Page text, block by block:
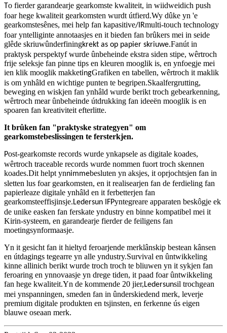
To fierder garandearje gearkomste kwaliteit, in wiidweidich push
foar hege kwaliteit gearkomsten wurdt útfierd.Wy dûke yn 'e
gearkomstesênes, mei help fan kapasitive/IRmulti-touch technology
foar yntelliginte annotaasjes en it bieden fan brûkers mei in seide
glêde skriuwûnderfiningkrekt as op papier skriuwe.Fanút in
praktysk perspektyf wurde ûnbeheinde ekstra siden stipe, wêrtroch
frije seleksje fan pinne tips en kleuren mooglik is, en ynfoegje mei
ien klik mooglik makketingGrafiken en tabellen, wêrtroch it maklik
is om ynhâld en wichtige punten te begripen.Skaalfergrutting,
beweging en wiskjen fan ynhâld wurde berikt troch gebearkenning,
wêrtroch mear ûnbeheinde útdrukking fan ideeën mooglik is en
spoaren fan kreativiteit efterlitte.
It brûken fan "praktyske strategyen" om
gearkomstebeslissingen te fersterkjen.
Post-gearkomste records wurde ynkapsele as digitale koades,
wêrtroch traceable records wurde nommen fuort troch skennen
koades.Dit helpt ynnimmebesluten yn aksjes, it oprjochtsjen fan in
sletten lus foar gearkomsten, en it realisearjen fan de ferdieling fan
papierleaze digitale ynhâld en it ferbetterjen fan
gearkomsteeffisjinsje.Ledersun IFPyntegreare apparaten beskôgje ek
de unike easken fan ferskate yndustry en binne kompatibel mei it
Kirin-systeem, en garandearje fierder de feiligens fan
moetingsynformaasje.
Yn it gesicht fan it hieltyd feroarjende merklânskip bestean kânsen
en útdagings tegearre yn alle yndustry.Survival en ûntwikkeling
kinne allinich berikt wurde troch troch te bliuwen yn it sykjen fan
feroaring en ynnovaasje yn drege tiden, it paad foar ûntwikkeling
fan hege kwaliteit.Yn de kommende 20 jier,Ledersunsil trochgean
mei ynspanningen, smeden fan in ûnderskiedend merk, leverje
premium digitale produkten en tsjinsten, en ferkenne ús eigen
blauwe oseaan merk.